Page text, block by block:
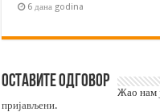
6 дана godina
Оставите одговор
Жао нам
пријављени.